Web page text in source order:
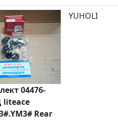
04476-
liteace
Rear
YUHOLI